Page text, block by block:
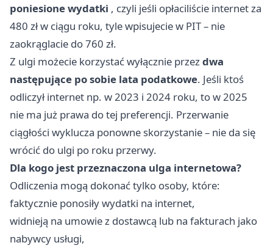
poniesione wydatki , czyli jeśli opłaciliście internet za
480 zł w ciągu roku, tyle wpisujecie w PIT – nie
zaokrąglacie do 760 zł.
Z ulgi możecie korzystać wyłącznie przezdwa
następujące po sobie lata podatkowe. Jeśli ktoś
odliczył internet np. w 2023 i 2024 roku, to w 2025
nie ma już prawa do tej preferencji. Przerwanie
ciągłości wyklucza ponowne skorzystanie – nie da się
wrócić do ulgi po roku przerwy.
Dla kogo jest przeznaczona ulga internetowa?
Odliczenia mogą dokonać tylko osoby, które:
faktycznie ponosiły wydatki na internet,
widnieją na umowie z dostawcą lub na fakturach jako
nabywcy usługi,